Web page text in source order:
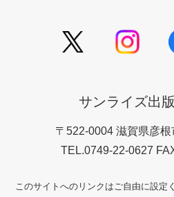
サンライズ出
〒522-0004 滋賀県彦
TEL.0749-22-0627
このサイトへのリンクはご自由に設定